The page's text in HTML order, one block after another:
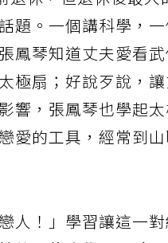
退休，但退休後最
題。一個講科學，
鳳琴知道丈夫愛看
極扇；好說歹說，
響，張鳳琴也學起
愛的工具，經常到
人！」學習讓這一